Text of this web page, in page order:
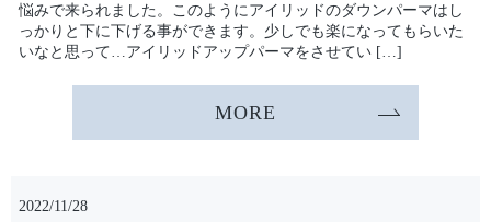
悩みで来られました。このようにアイリッドのダウンパーマはし
っかりと下に下げる事ができます。少しでも楽になってもらいた
いなと思って…アイリッドアップパーマをさせてい […]
MORE
2022/11/28